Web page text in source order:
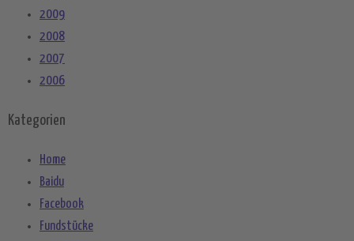
2009
2008
2007
2006
Kategorien
Home
Baidu
Facebook
Fundstücke